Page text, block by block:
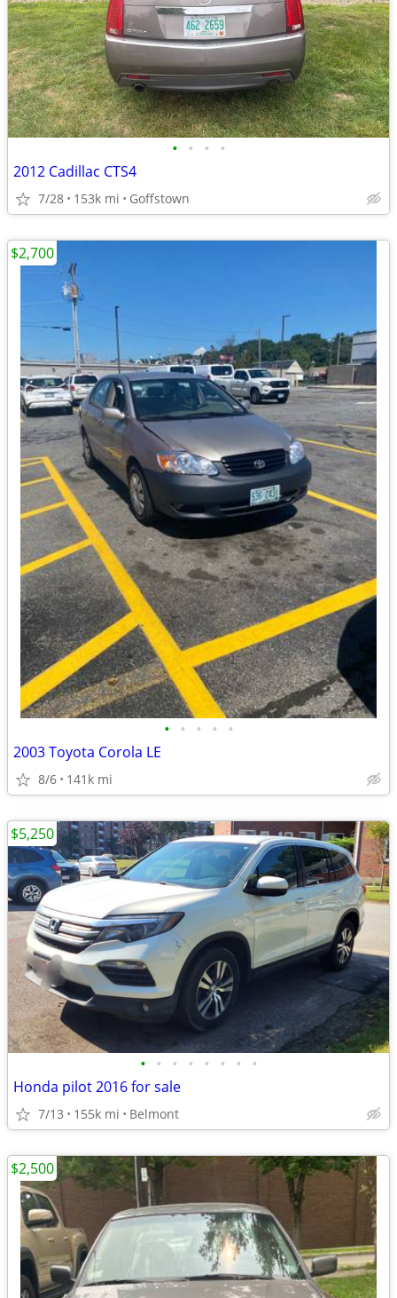
• • • •
2012 Cadillac CTS4
7/28 153k mi Goffstown
• • • • •
2003 Toyota Corola LE
8/6 141k mi
$2,700
• • • • • • • •
Honda pilot 2016 for sale
7/13 155k mi Belmont
$5,250
$2,500